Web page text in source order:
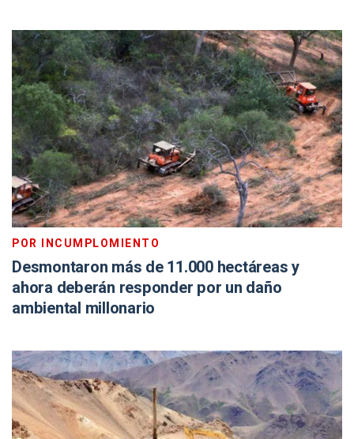
POR INCUMPLOMIENTO
Desmontaron más de 11.000 hectáreas y
ahora deberán responder por un daño
ambiental millonario